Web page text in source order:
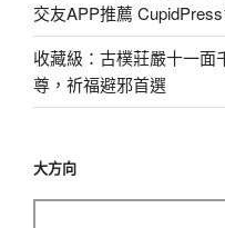
交友APP推薦
收藏級：古樸莊嚴十一面
尊，祈福避邪首選
大方向